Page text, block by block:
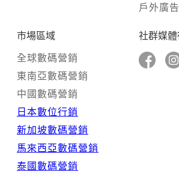
社群媒體
戶外廣告
市場區域
全球數碼營銷
東南亞數碼營銷
中國數碼營銷
日本數位行銷
新加坡數碼營銷
馬來西亞數碼營銷
泰國數碼營銷